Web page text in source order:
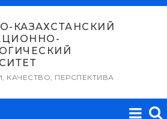
КАЗАХСТАНСКИЙ
КАЧЕСТВО, ПЕРСПЕКТИВА